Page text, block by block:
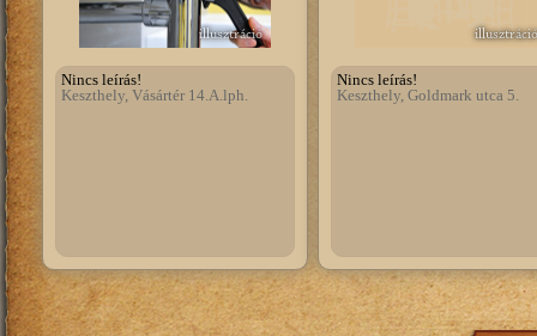
illusztráció
Nincs leírás!
Keszthely, Vásártér 14.A.lph.
illusztráció
Nincs leírás!
Keszthely, Goldmark utca 5.